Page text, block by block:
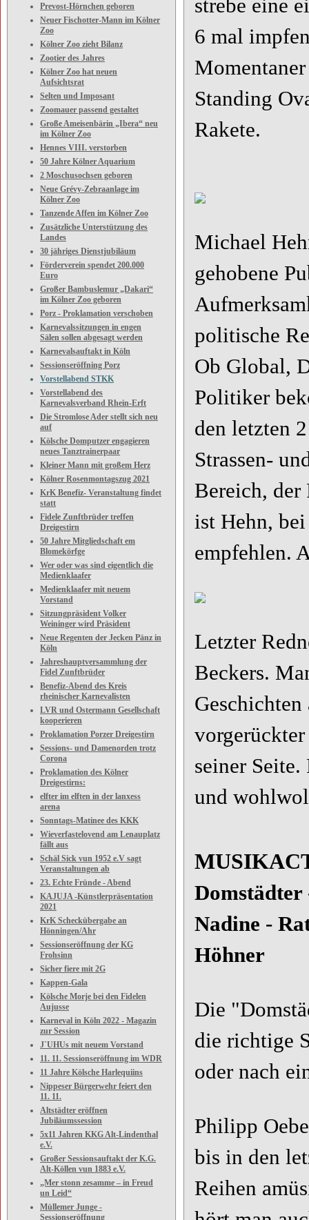
Prevost-Hörnchen geboren
Neuer Fischotter-Mann im Kölner
Zoo
Kölner Zoo zieht Bilanz
Zootier des Jahres
Kölner Zoo hat neuen
Aufsichtsrat
Selten und Imposant
Zoomauer passend gestaltet
Große Ameisenbärin „Ibera“ neu
im Kölner Zoo
Hennes VIII. verstorben
50 Jahre Kölner Aquarium
2 Moschusochsen geboren
Neue Grévy-Zebraanlage im
Kölner Zoo
Tanzende Affen im Kölner Zoo
Zusätzliche Unterstützung des
Landes
30 jähriges Dienstjubiläum
Förderverein spendet 200.000
Euro
Großer Bambuslemur „Dakari“
im Kölner Zoo geboren
Porz - Proklamation verschoben
Karnevalssitzungen in engen
Sälen sollen abgesagt werden
Karnevalsauftakt in Köln
Sessionseröffning Porz
Vorstellabend STKK
Vorstellabend des
Karnevalsverband Rhein-Erft
Die Stromlose Ader stellt sich neu
auf
Kölsche Domputzer engagieren
neues Tanztrainerpaar
Kleiner Mann mit großem Herz
Kölner Rosenmontagszug 2021
KrK Benefiz- Veranstaltung findet
statt
Fidele Zunftbrüder treffen
Dreigestirn
50 Jahre Mitgliedschaft em
Blomekörfge
Wer oder was sind eigentlich die
Medienklaafer
Medienklaafer mit neuem
Vorstand
Sitzungpräsident Volker
Weininger wird Präsident
Neue Regenten der Jecken Pänz in
Köln
Jahreshauptversammlung der
Fidel Zunftbrüder
Benefiz-Abend des Kreis
rheinischer Karnevalisten
LVR und Ostermann Gesellschaft
kooperieren
Proklamation Porzer Dreigestirn
Sessions- und Damenorden trotz
Corona
Proklamation des Kölner
Dreigestirns:
elfter im elften in der lanxess
arena
Sonntags-Matinee des KKK
Wieverfastelovend am Lenauplatz
fällt aus
Schäl Sick vun 1952 e.V sagt
Veranstaltungen ab
23. Echte Fründe - Abend
KAJUJA -Künstlerpräsentation
2021
KrK Scheckübergabe an
Hönningen/Ahr
Sessionseröffnung der KG
Frohsinn
Sicher fiere mit 2G
Kappen-Gala
Kölsche Morje bei den Fidelen
Aujusse
Karneval in Köln 2022 - Magazin
zur Session
J`UHUs mit neuem Vorstand
11. 11. Sessionseröffnung im WDR
11 Jahre Kölsche Harlequiins
Nippeser Bürgerwehr feiert den
11. 11.
Altstädter eröffnen
Jubiläumssession
5x11 Jahren KKG Alt-Lindenthal
e.V.
Großer Sessionsauftakt der K.G.
Alt-Köllen vun 1883 e.V.
„Mer stonn zesamme – in Freud
un Leid“
Müllemer Junge -
Sessionseröffnung
strebe eine
6 mal
Standing
Rakete.
Michael
gehobene
politische
Ob Global,
Politiker
den letzten
Strassen-
Bereich, der
ist Hehn,
empfehlen.
Letzter
Beckers.
Geschichten
seiner
und
Domstädter
Nadine -
Höhner
Die
die richtige
oder nach
Philipp
bis in den
Reihen